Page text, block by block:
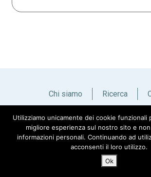
Chi siamo Ricerca
Italiano
Utilizziamo unicamente dei cookie funzionali
migliore esperienza sul nostro sito e
informazioni personali. Continuando ad
acconsenti il loro utilizzo.
Ok